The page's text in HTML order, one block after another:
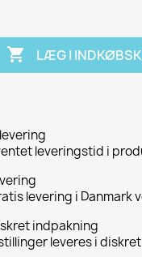
 LÆG I
leveringstid i
levering i Danmark
indpakning
leveres i